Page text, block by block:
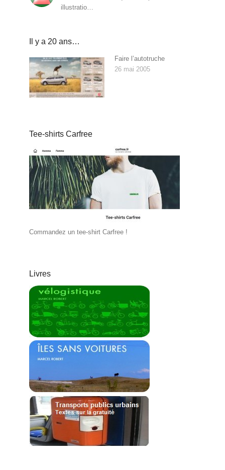
illustratio…
Il y a 20 ans…
Faire l’autotruche
26 mai 2005
Tee-shirts Carfree
Commandez un tee-shirt Carfree !
Livres